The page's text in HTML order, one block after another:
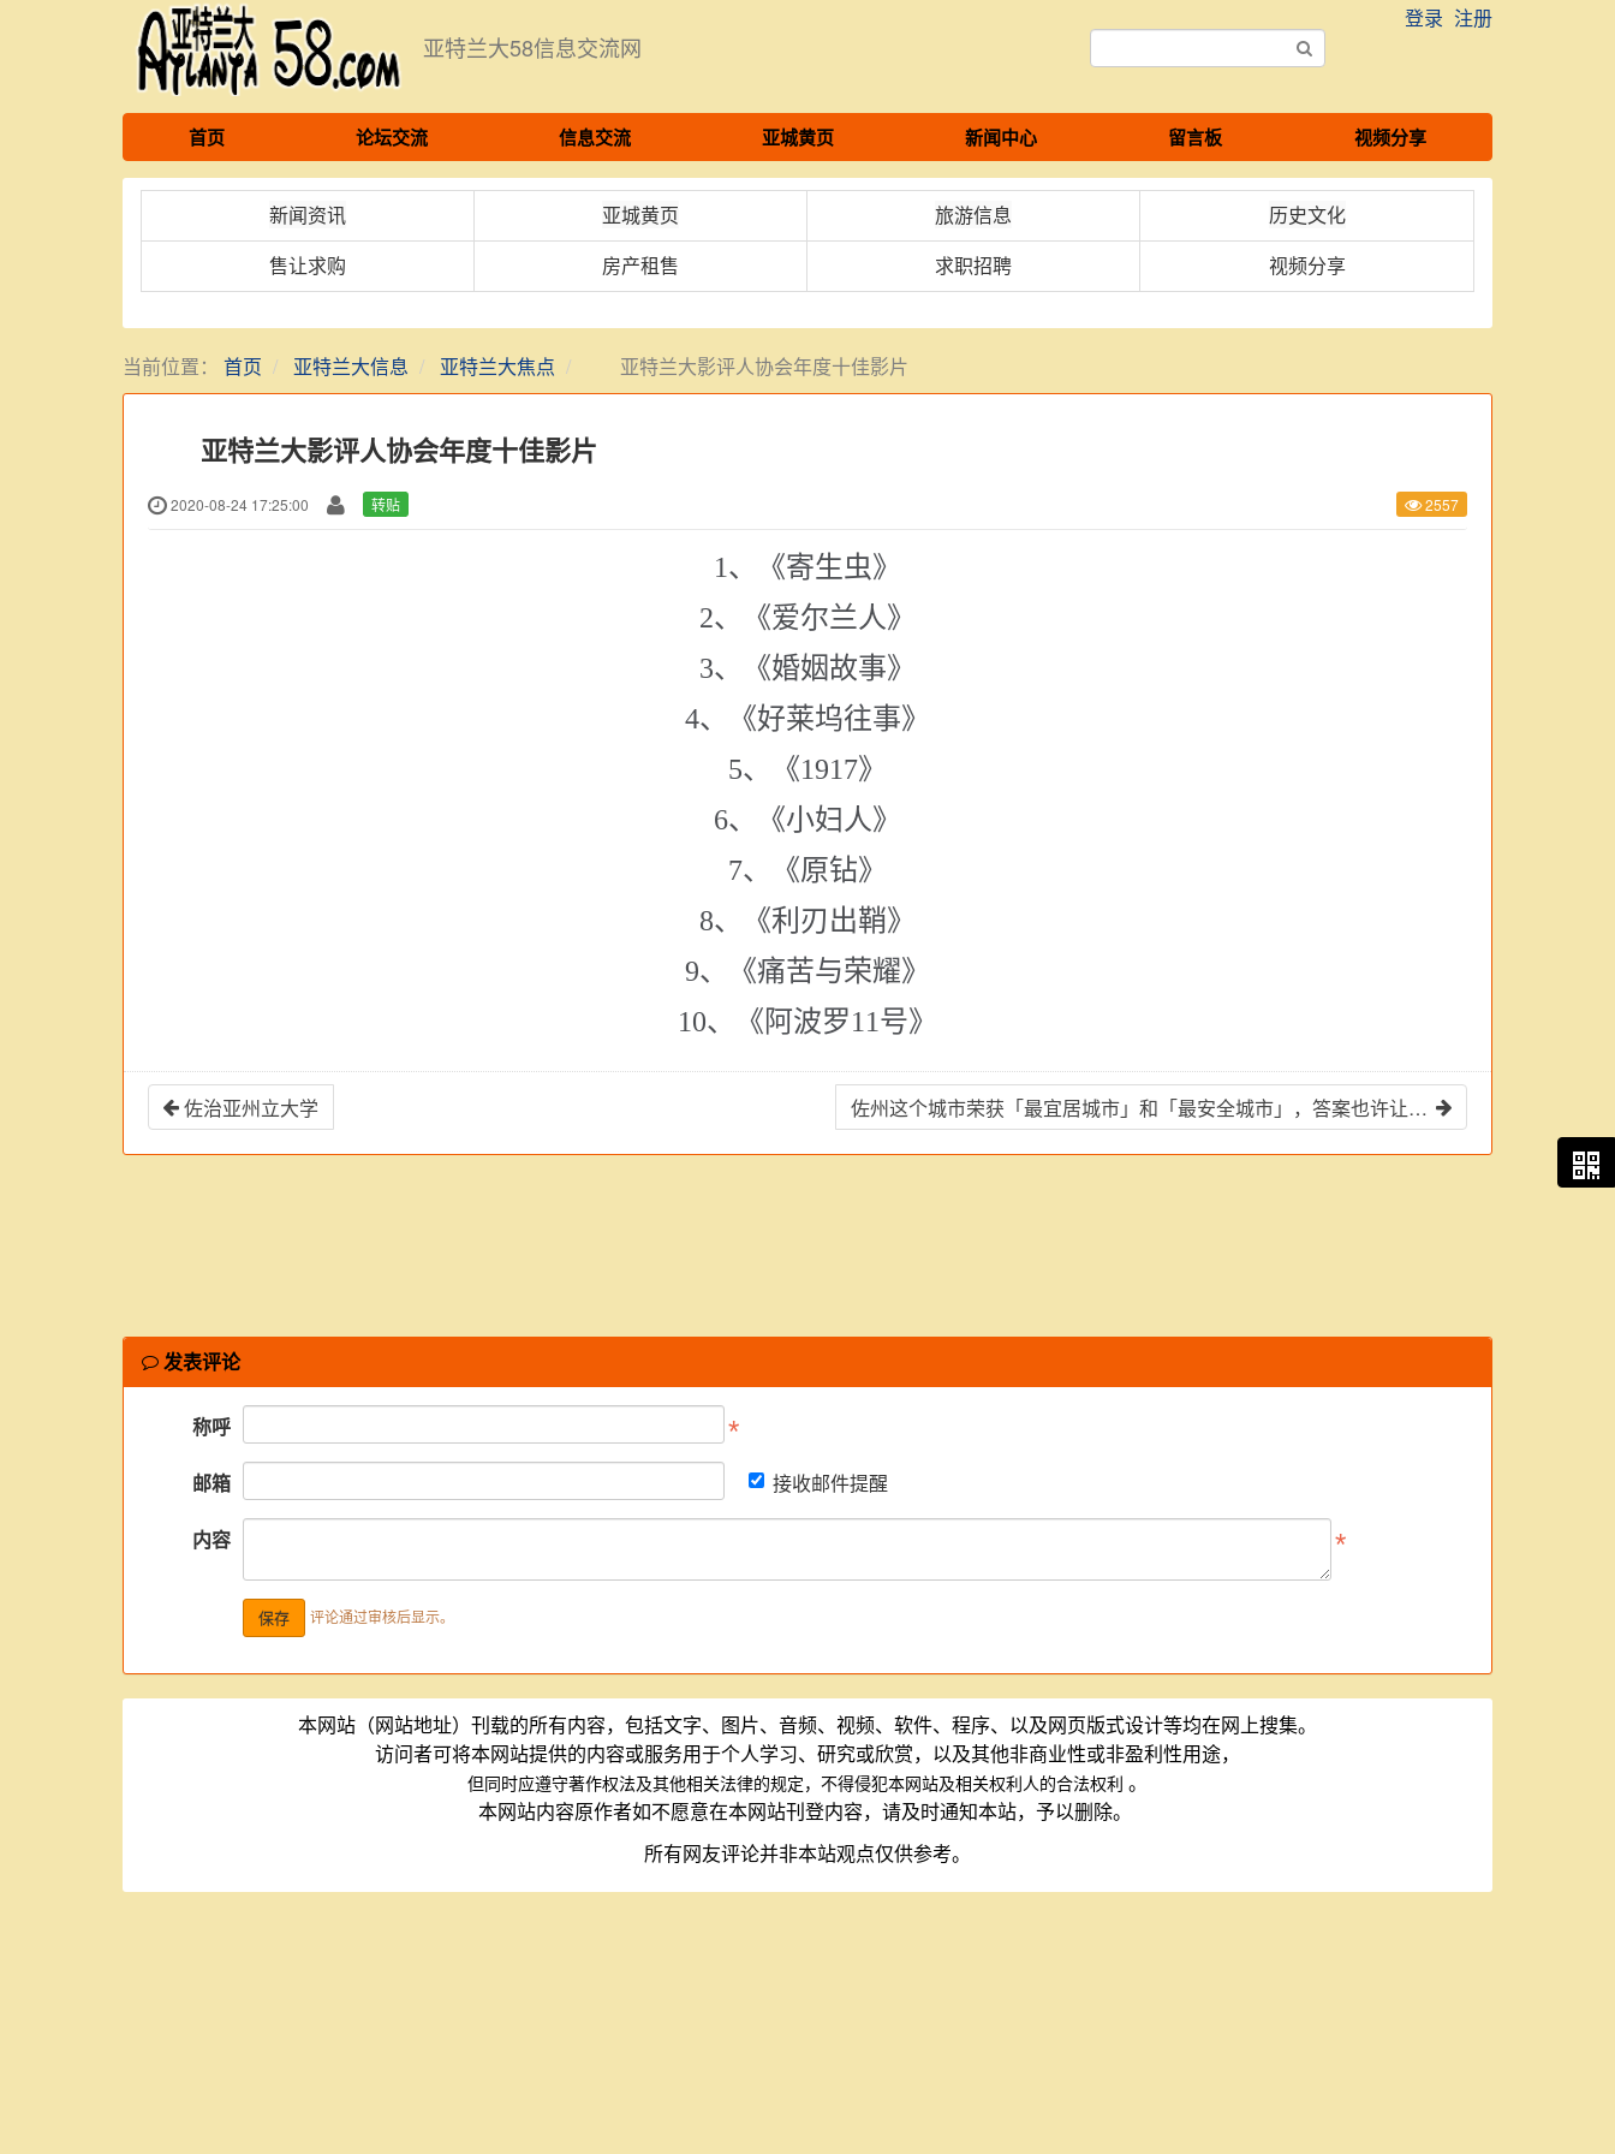
亚特兰大58信息交流网
登录 注册
首页 论坛交流 信息交流 亚城黄页 新闻中心 留言板 视频分享
新闻资讯 亚城黄页 旅游信息 历史文化
售让求购 房产租售 求职招聘 视频分享
当前位置： 首页 亚特兰大信息 亚特兰大焦点 亚特兰大影评人协会年度十佳影片
亚特兰大影评人协会年度十佳影片
2020-08-24 17:25:00 转贴 2557
1、《寄生虫》
2、《爱尔兰人》
3、《婚姻故事》
4、《好莱坞往事》
5、《1917》
6、《小妇人》
7、《原钻》
8、《利刃出鞘》
9、《痛苦与荣耀》
10、《阿波罗11号》
佐治亚州立大学 佐州这个城市荣获「最宜居城市」和「最安全城市」，答案也许让你出乎意料！
发表评论
称呼
邮箱 接收邮件提醒
内容
评论通过审核后显示。
本网站（网站地址）刊载的所有内容，包括文字、图片、音频、视频、软件、程序、以及网页版式设计等均在网上搜集。
访问者可将本网站提供的内容或服务用于个人学习、研究或欣赏，以及其他非商业性或非盈利性用途，
但同时应遵守著作权法及其他相关法律的规定，不得侵犯本网站及相关权利人的合法权利 。
本网站内容原作者如不愿意在本网站刊登内容，请及时通知本站，予以删除。
所有网友评论并非本站观点仅供参考。